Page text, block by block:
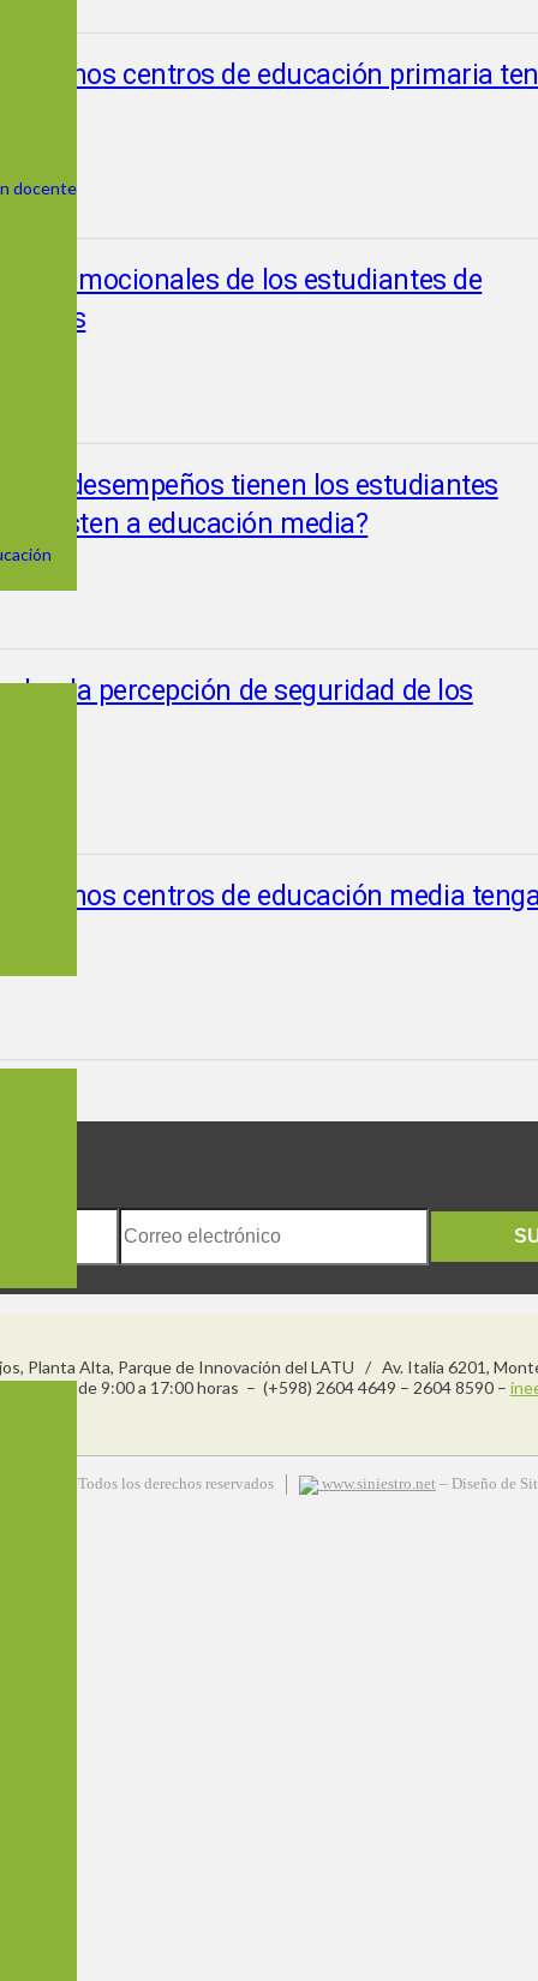
docente
algunos centros de educación primaria
de los estudiantes de
qué desempeños tienen los estudiantes
asisten a educación media?
la percepción de seguridad de los
algunos centros de educación media
Planta Alta, Parque de Innovación del LATU / Av. Italia 6201,
a viernes de 9:00 a 17:00 horas – (+598) 2604 4649 – 2604 8590 –
Siniestro – Todos los derechos reservados www.siniestro.net – Diseño de